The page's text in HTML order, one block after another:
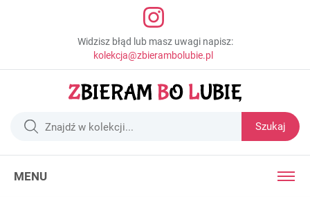
Widzisz błąd lub masz uwagi napisz:
kolekcja@zbierambolubie.pl
Szukaj
MENU